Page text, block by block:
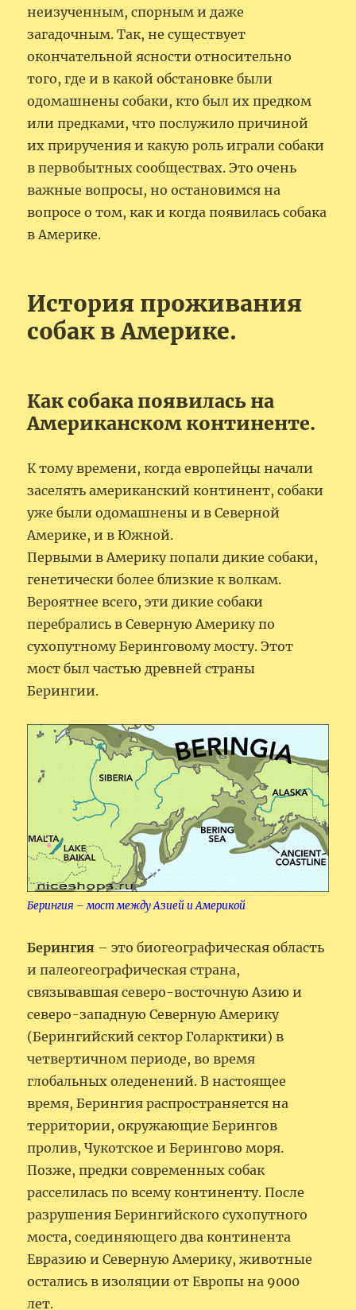
неизученным, спорным и даже
загадочным. Так, не существует
окончательной ясности относительно
того, где и в какой обстановке были
одомашнены собаки, кто был их предком
или предками, что послужило причиной
их приручения и какую роль играли собаки
в первобытных сообществах. Это очень
важные вопросы, но остановимся на
вопросе о том, как и когда появилась собака
в Америке.
История проживания
собак в Америке.
Как собака появилась на
Американском континенте.
К тому времени, когда европейцы начали
заселять американский континент, собаки
уже были одомашнены и в Северной
Америке, и в Южной.
Первыми в Америку попали дикие собаки,
генетически более близкие к волкам.
Вероятнее всего, эти дикие собаки
перебрались в Северную Америку по
сухопутному Беринговому мосту. Этот
мост был частью древней страны
Берингии.
Берингия – мост между Азией и Америкой
Берингия – это биогеографическая область
и палеогеографическая страна,
связывавшая северо-восточную Азию и
северо-западную Северную Америку
(Берингийский сектор Голарктики) в
четвертичном периоде, во время
глобальных оледенений. В настоящее
время, Берингия распространяется на
территории, окружающие Берингов
пролив, Чукотское и Берингово моря.
Позже, предки современных собак
расселилась по всему континенту. После
разрушения Берингийского сухопутного
моста, соединяющего два континента
Евразию и Северную Америку, животные
остались в изоляции от Европы на 9000
лет.